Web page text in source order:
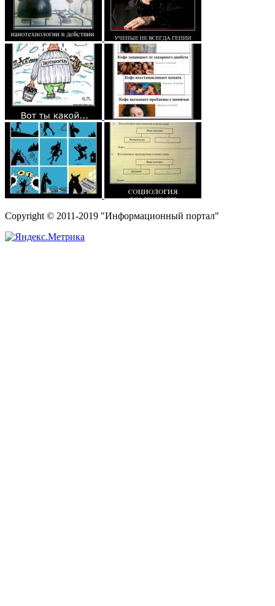
Copyright © 2011-2019 "Информационный портал"